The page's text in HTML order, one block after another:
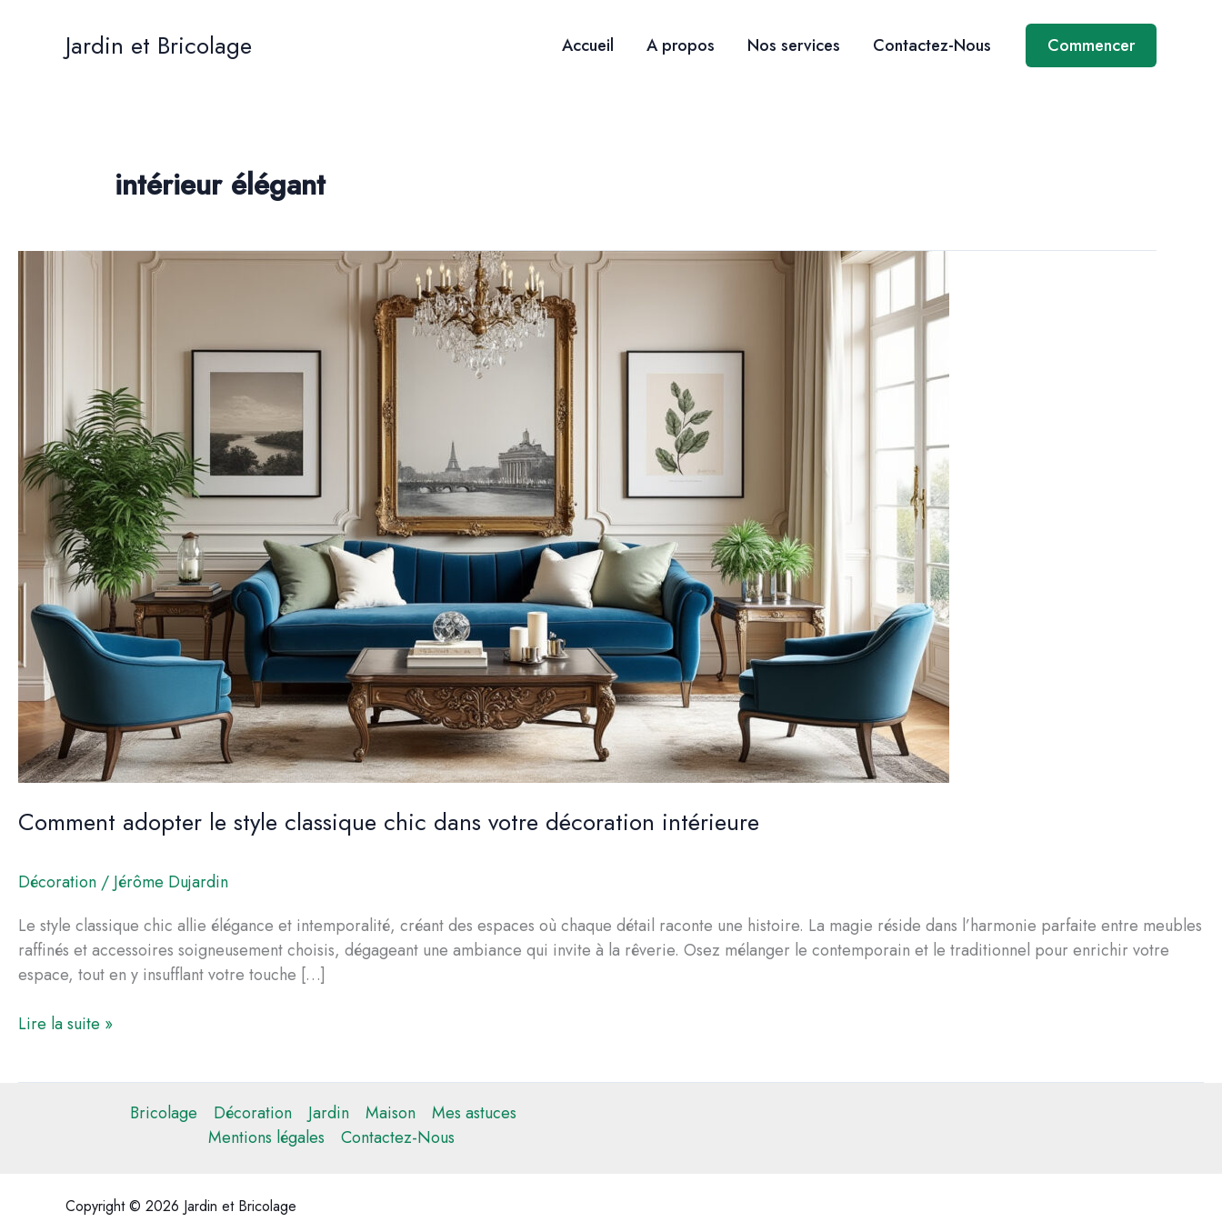
Jardin et Bricolage Accueil A propos Nos services Contactez-Nous Commencer
intérieur élégant
Comment adopter le style classique chic dans votre décoration intérieure
Décoration / Jérôme Dujardin
Le style classique chic allie élégance et intemporalité, créant des espaces où chaque détail raconte une histoire. La magie réside dans l’harmonie parfaite entre meubles
raffinés et accessoires soigneusement choisis, dégageant une ambiance qui invite à la rêverie. Osez mélanger le contemporain et le traditionnel pour enrichir votre
espace, tout en y insufflant votre touche […]
Comment
Lire la suite »
Bricolage Décoration Jardin Maison
Mes astuces
Mentions légales
Contactez-Nous
Copyright © 2026 Jardin et Bricolage